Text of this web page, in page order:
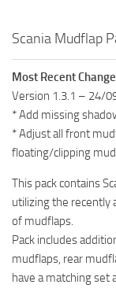
Scania Mudflap
Most Recent
Version 1.3.1 – 24/
* Add missing
* Adjust all front
floating/clipping
This pack contains
utilizing the recently
of mudflaps.
Pack includes
mudflaps, rear
have a matching set